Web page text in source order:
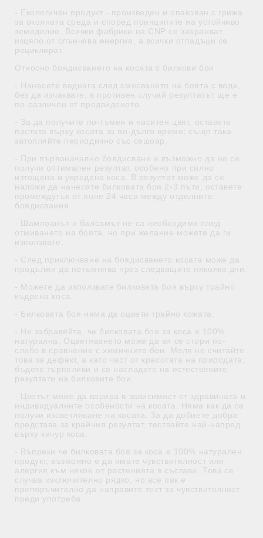
- Екологичен продукт - произведен и опакован с грижа
за околната среда и според принципите на устойчиво
земеделие. Всички фабрики на CNP се захранват
изцяло от слънчева енергия, а всички отпадъци се
рециклират.
Относно боядисването на косата с билкови бои
- Нанесете веднага след смесването на боята с вода,
без да изчаквате; в противен случай резултатът ще е
по-различен от предвиденото.
- За да получите по-тъмен и наситен цвят, оставете
пастата върху косата за по-дълго време; също така
затопляйте периодично със сешоар.
- При първоначално боядисване е възможно да не се
получи оптимален резултат, особено при силно
изтощена и увредена коса. В резултат може да се
наложи да нанесете билковата боя 2-3 пъти; оставете
промеждутък от поне 24 часа между отделните
боядисвания.
- Шампоанът и балсамът не са необходими след
отмиването на боята, но при желание можете да ги
използвате.
- След приключване на боядисването косата може да
продължи да потъмнява през следващите няколко дни.
- Можете да използвате билковата боя върху трайно
къдрена коса.
- Билковата боя няма да оцвети трайно кожата.
- Не забравяйте, че билковата боя за коса е 100%
натурална. Оцветяването може да ви се стори по-
слабо в сравнение с химичните бои. Моля не считайте
това за дефект, а като част от красотата на природата;
бъдете търпеливи и се насладете на естествените
резултати на билковите бои.
- Цветът може да варира в зависимост от здравината и
индивидуалните особености на косата. Няма как да се
получи изсветляване на косата. За да добиете добра
представа за крайния резултат, тествайте най-напред
върху кичур коса.
- Въпреки че билковата боя за коса е 100% натурален
продукт, възможно е да имате чувствителност или
алергия към някое от растенията в състава. Това се
случва изключително рядко, но все пак е
препоръчително да направите тест за чувствителност
преди употреба.